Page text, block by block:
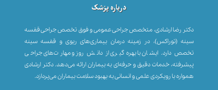
درباره پزشک
دکتر رضا ارشادی، متخصص جراحی عمومی و فوق تخصص جراحی قفسه
سینه (توراکس)، در زمینه درمان بیماری‌های ریوی و قفسه سینه
تخصص دارد. ایشان با بهره‌گیری از دانش روز و مهارت‌های جراحی
پیشرفته، خدمات دقیق و حرفه‌ای به بیماران ارائه می‌دهد. دکتر ارشادی
همواره با رویکردی علمی و انسانی به بهبود سلامت بیماران می‌پردازد.